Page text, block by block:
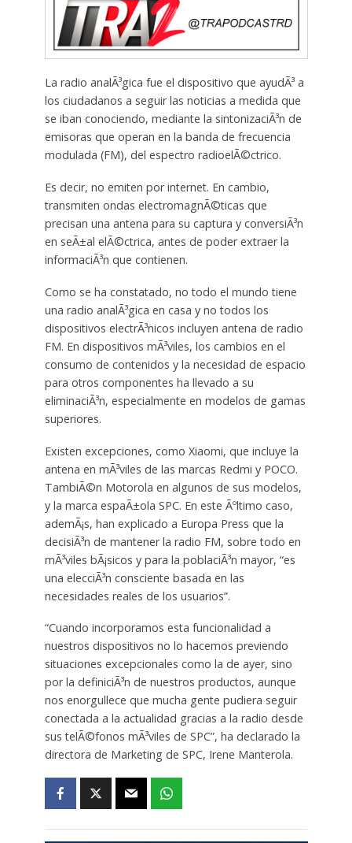
La radio analÃ³gica fue el dispositivo que ayudÃ³ a
los ciudadanos a seguir las noticias a medida que
se iban conociendo, mediante la sintonizaciÃ³n de
emisoras que operan en la banda de frecuencia
modulada (FM), del espectro radioelÃ©ctrico.
Es decir, no emiten por internet. En cambio,
transmiten ondas electromagnÃ©ticas que
precisan una antena para su captura y conversiÃ³n
en seÃ±al elÃ©ctrica, antes de poder extraer la
informaciÃ³n que contienen.
Como se ha constatado, no todo el mundo tiene
una radio analÃ³gica en casa y no todos los
dispositivos electrÃ³nicos incluyen antena de radio
FM. En dispositivos mÃ³viles, los cambios en el
consumo de contenidos y la necesidad de espacio
para otros componentes ha llevado a su
eliminaciÃ³n, especialmente en modelos de gamas
superiores.
Existen excepciones, como Xiaomi, que incluye la
antena en mÃ³viles de las marcas Redmi y POCO.
TambiÃ©n Motorola en algunos de sus modelos,
y la marca espaÃ±ola SPC. En este Ãºltimo caso,
ademÃ¡s, han explicado a Europa Press que la
decisiÃ³n de mantener la radio FM, sobre todo en
mÃ³viles bÃ¡sicos y para la poblaciÃ³n mayor, “es
una elecciÃ³n consciente basada en las
necesidades reales de los usuarios”.
“Cuando incorporamos esta funcionalidad a
nuestros dispositivos no lo hacemos previendo
situaciones excepcionales como la de ayer, sino
por la definiciÃ³n de nuestros productos, aunque
nos enorgullece que mucha gente pudiera seguir
conectada a la actualidad gracias a la radio desde
sus telÃ©fonos mÃ³viles de SPC”, ha declarado la
directora de Marketing de SPC, Irene Manterola.